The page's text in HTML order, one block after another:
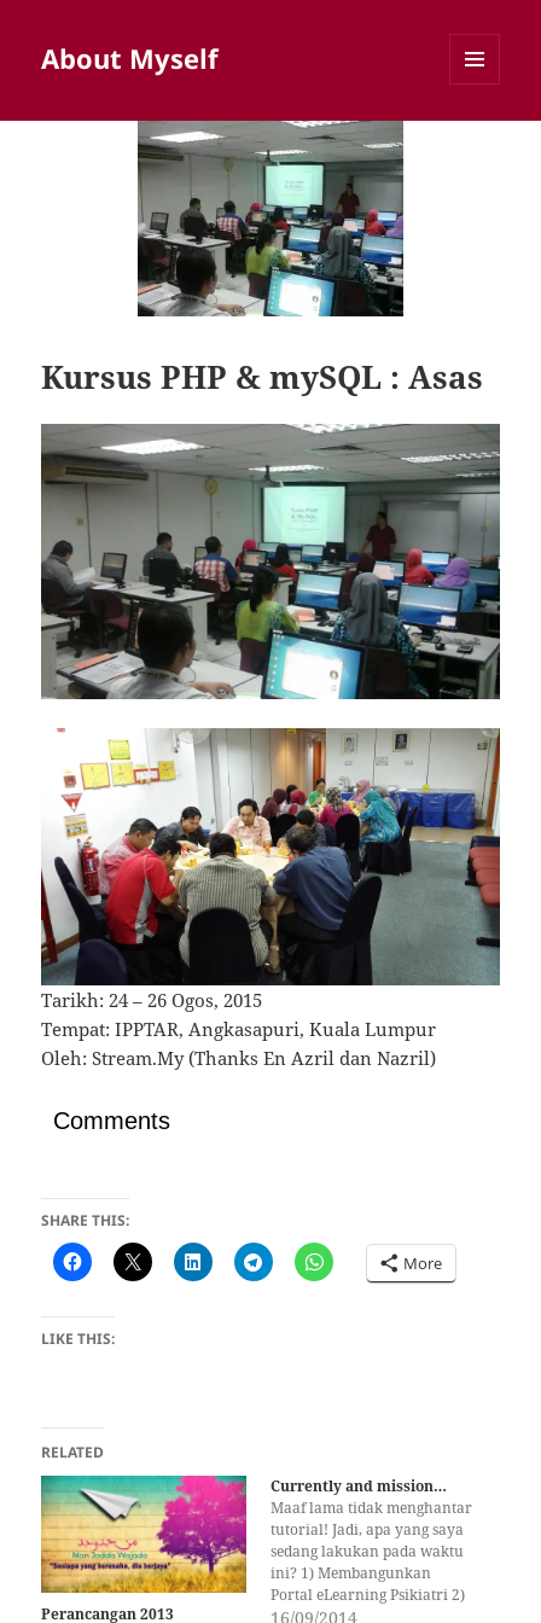
About Myself
Kursus PHP & mySQL : Asas
Tarikh: 24 – 26 Ogos, 2015
Tempat: IPPTAR, Angkasapuri, Kuala Lumpur
Oleh: Stream.My (Thanks En Azril dan Nazril)
Comments
SHARE THIS:
More
LIKE THIS:
RELATED
Perancangan 2013
Currently and mission…
Maaf lama tidak menghantar
tutorial! Jadi, apa yang saya
sedang lakukan pada waktu
ini? 1) Membangunkan
Portal eLearning Psikiatri 2)
Membangunkan Sistem
16/09/2014